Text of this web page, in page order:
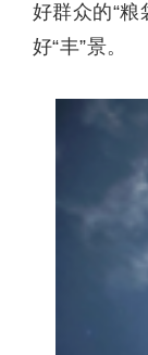
好群众的“
好“丰”景。